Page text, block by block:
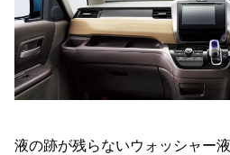
液の跡が残らないウォッシャー